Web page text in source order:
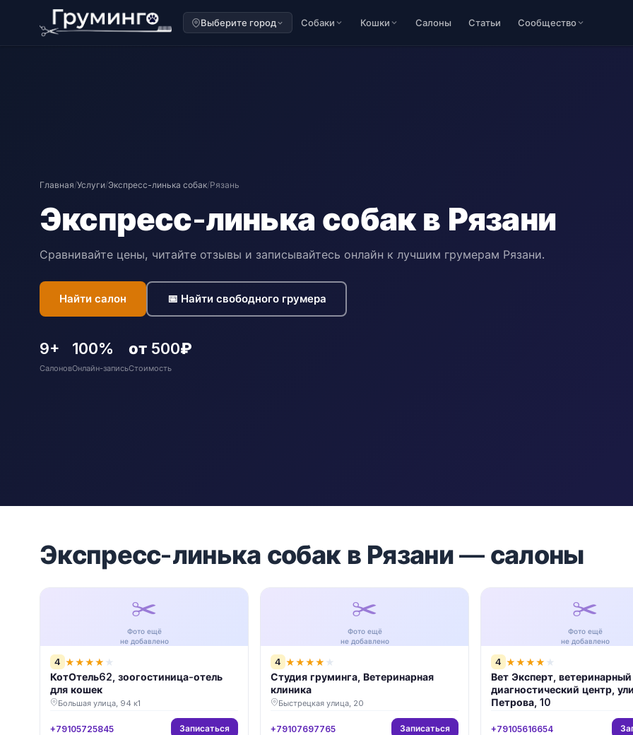
Выберите город Собаки Кошки Салоны Статьи Сообщество
Главная/Услуги/Экспресс-линька собак/Рязань
Экспресс-линька собак в Рязани
Сравнивайте цены, читайте отзывы и записывайтесь онлайн к лучшим грумерам Рязани.
Найти салон 📅 Найти свободного грумера
9+
Салонов
100%
Онлайн-запись
от 500₽
Стоимость
Экспресс-линька собак в Рязани — салоны
✂️
Фото ещё
не добавлено
4 ★★★★ ★
КотОтель62, зоогостиница-отель
для кошек
Большая улица, 94 к1
+79105725845 Записаться
✂️
Фото ещё
не добавлено
4 ★★★★ ★
Студия груминга, Ветеринарная
клиника
Быстрецкая улица, 20
+79107697765 Записаться
✂️
Фото ещё
не добавлено
4 ★★★★ ★
Вет Эксперт, ветеринарный
диагностический центр,
Петрова, 10
+79105616654